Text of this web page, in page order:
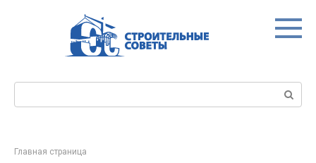
Главная страница